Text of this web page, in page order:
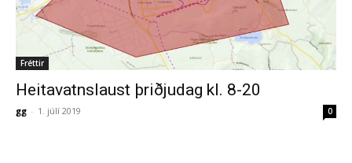
Fréttir
Heitavatnslaust þriðjudag kl. 8-20
gg - 1. júlí 2019 0